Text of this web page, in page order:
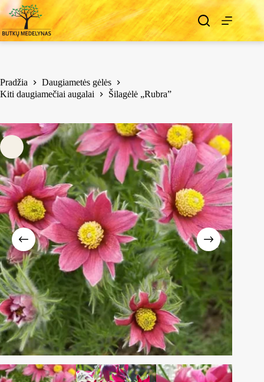
Pradžia
Daugiametės gėlės
Kiti daugiamečiai augalai
Šilagėlė „Rubra”